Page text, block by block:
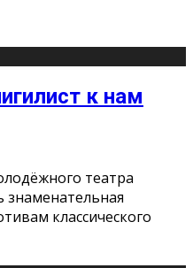
к нам
театра
знаменательная
классического